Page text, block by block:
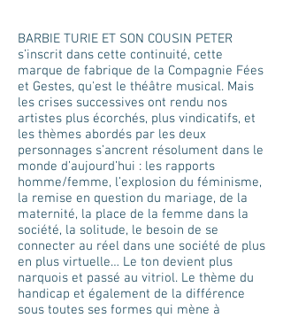
BARBIE TURIE ET SON COUSIN PETER
s’inscrit dans cette continuité, cette
marque de fabrique de la Compagnie Fées
et Gestes, qu'est le théâtre musical. Mais
les crises successives ont rendu nos
artistes plus écorchés, plus vindicatifs, et
les thèmes abordés par les deux
personnages s’ancrent résolument dans le
monde d’aujourd’hui : les rapports
homme/femme, l’explosion du féminisme,
la remise en question du mariage, de la
maternité, la place de la femme dans la
société, la solitude, le besoin de se
connecter au réel dans une société de plus
en plus virtuelle… Le ton devient plus
narquois et passé au vitriol. Le thème du
handicap et également de la différence
sous toutes ses formes qui mène à